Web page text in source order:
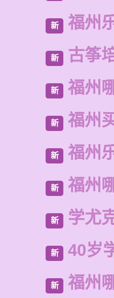
新 福州
新 古筝
新 福州
新 福州
新 福州
新 福州
新 学尤
新 40岁
新 福州